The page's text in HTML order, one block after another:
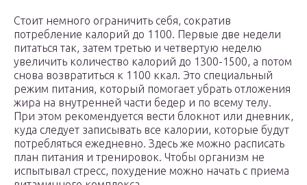
Стоит немного ограничить себя, сократив
потребление калорий до 1100. Первые две недели
питаться так, затем третью и четвертую неделю
увеличить количество калорий до 1300-1500, а потом
снова возвратиться к 1100 ккал. Это специальный
режим питания, который помогает убрать отложения
жира на внутренней части бедер и по всему телу.
При этом рекомендуется вести блокнот или дневник,
куда следует записывать все калории, которые будут
потребляться ежедневно. Здесь же можно расписать
план питания и тренировок. Чтобы организм не
испытывал стресс, похудение можно начать с приема